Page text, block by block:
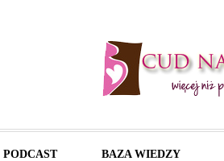
PODCAST BAZA WIEDZY